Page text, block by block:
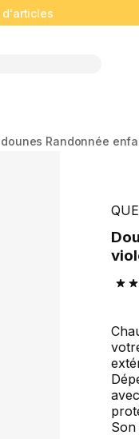
d'articles
Randonnée
Doudoune hiver enfant 2-6 ans, NH500
4.7